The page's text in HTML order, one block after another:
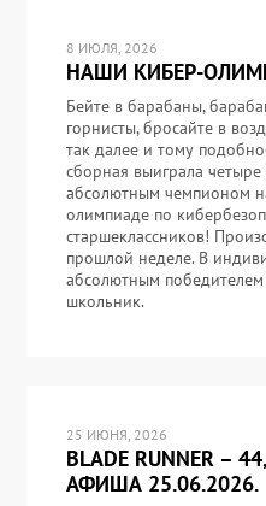
8 ИЮЛЯ, 2026
НАШИ КИБЕР-
Бейте в барабаны,
горнисты, бросайте в
так далее и тому
сборная выиграла
абсолютным чемпионом
олимпиаде по
старшеклассников!
прошлой неделе. В
абсолютным победителем
школьник.
25 ИЮНЯ, 2026
BLADE RUNNER –
АФИША 25.06.2026.